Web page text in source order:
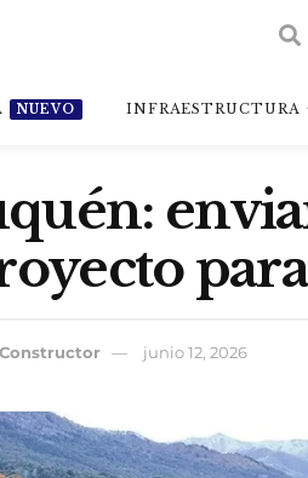
NUEVO INFRAESTRUCTURA
junio 12, 2026